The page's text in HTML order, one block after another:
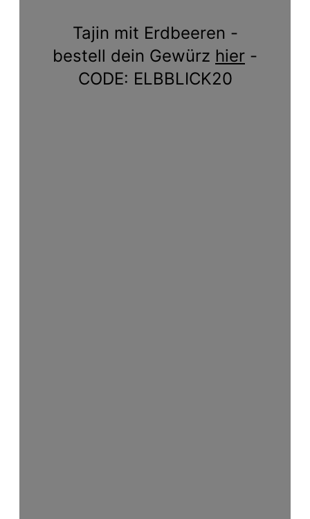
Tajin mit Erdbeeren -
bestell dein Gewürz hier -
CODE: ELBBLICK20